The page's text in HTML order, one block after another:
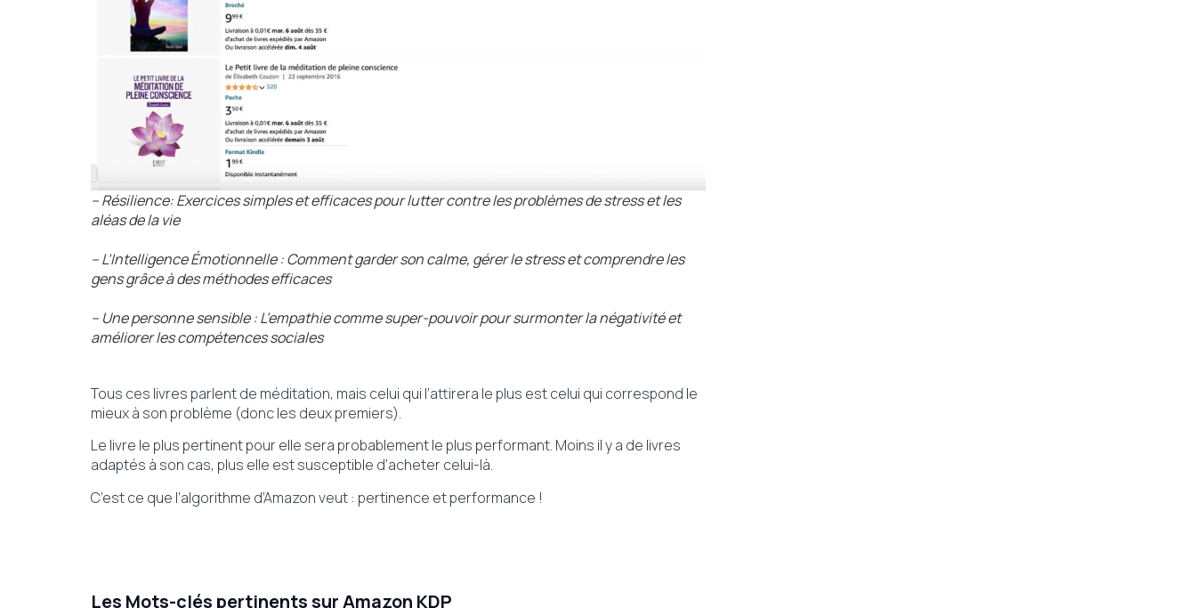
– Résilience: Exercices simples et efficaces pour lutter contre les problèmes de stress et les
aléas de la vie
– L’Intelligence Émotionnelle : Comment garder son calme, gérer le stress et comprendre les
gens grâce à des méthodes efficaces
– Une personne sensible : L’empathie comme super-pouvoir pour surmonter la négativité et
améliorer les compétences sociales
Tous ces livres parlent de méditation, mais celui qui l’attirera le plus est celui qui correspond le
mieux à son problème (donc les deux premiers).
Le livre le plus pertinent pour elle sera probablement le plus performant. Moins il y a de livres
adaptés à son cas, plus elle est susceptible d’acheter celui-là.
C’est ce que l’algorithme d’Amazon veut : pertinence et performance !
Les Mots-clés pertinents sur Amazon KDP